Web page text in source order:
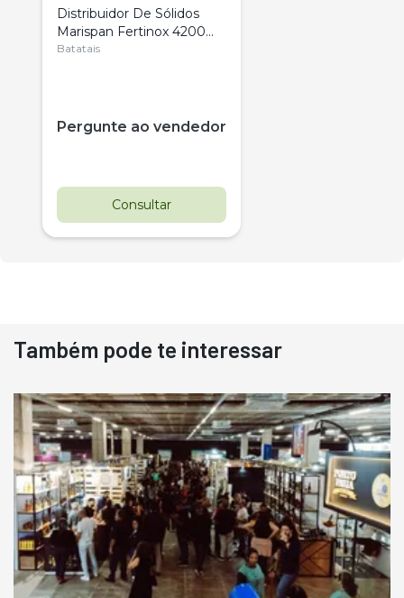
Distribuidor De Sólidos
Marispan Fertinox 4200
Citrus
Batatais
Pergunte ao vendedor
Consultar
Destaque
Usado
Pá Carregadeira Cat 966
Ano 1987
Londrina
R$ 145.000
Também pode te interessar